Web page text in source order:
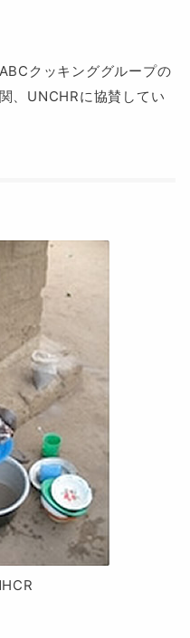
クッキンググループの
、UNCHRに協賛してい